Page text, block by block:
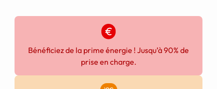
Bénéficiez de la prime énergie ! Jusqu’à 90% de
prise en charge.